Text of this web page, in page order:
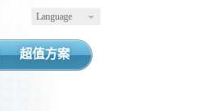
Language
超值方案